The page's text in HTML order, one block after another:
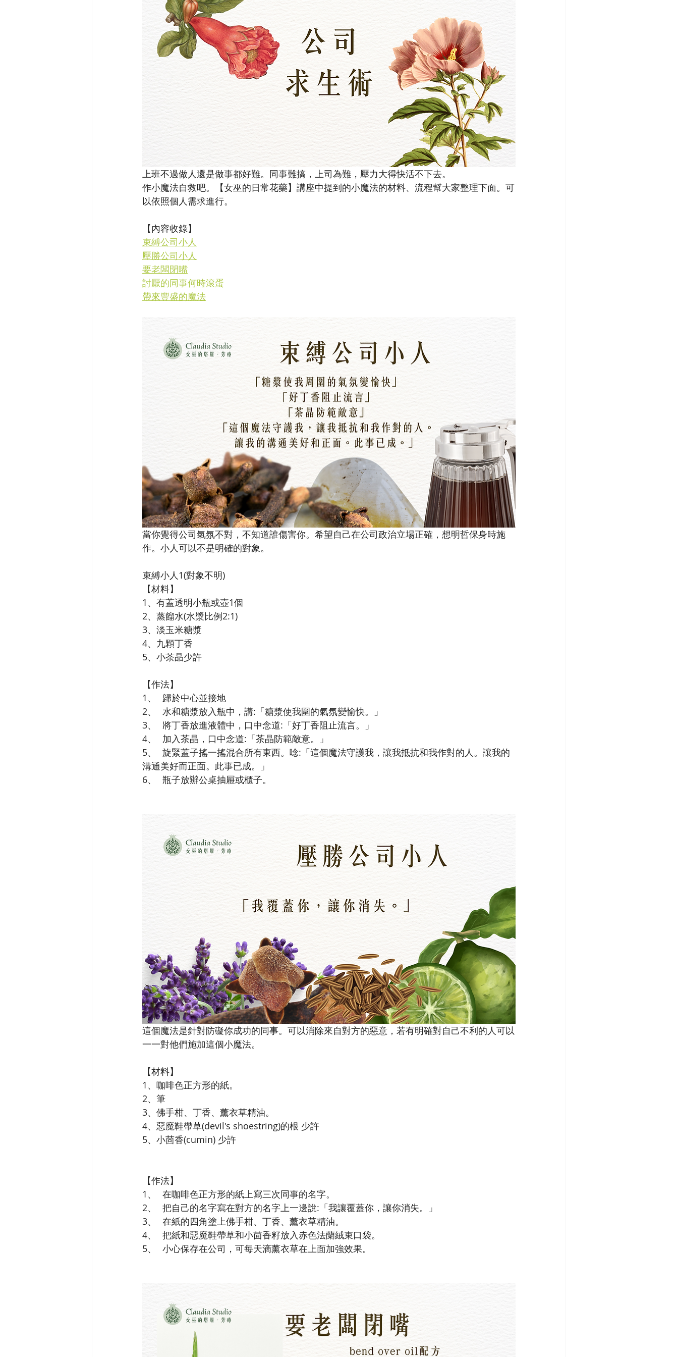
上班不過做人還是做事都好難。同事難搞，上司為難，壓力大得快活不下去。
作小魔法自救吧。【女巫的日常花藥】講座中提到的小魔法的材料、流程幫大家整理下面。可
以依照個人需求進行。
【內容收錄】
束縛公司小人
壓勝公司小人
要老闆閉嘴
討厭的同事何時滾蛋
帶來豐盛的魔法
當你覺得公司氣氛不對，不知道誰傷害你。希望自己在公司政治立場正確，想明哲保身時施
作。小人可以不是明確的對象。
束縛小人1(對象不明)
【材料】
1、有蓋透明小瓶或壺1個
2、蒸餾水(水漿比例2:1)
3、淡玉米糖漿
4、九顆丁香
5、小茶晶少許
【作法】
1、	歸於中心並接地
2、	水和糖漿放入瓶中，講:「糖漿使我圍的氣氛變愉快。」
3、	將丁香放進液體中，口中念道:「好丁香阻止流言。」
4、	加入茶晶，口中念道:「茶晶防範敵意。」
5、	旋緊蓋子搖一搖混合所有東西。唸:「這個魔法守護我，讓我抵抗和我作對的人。讓我的
溝通美好而正面。此事已成。」
6、	瓶子放辦公桌抽屜或櫃子。
這個魔法是針對防礙你成功的同事。可以消除來自對方的惡意，若有明確對自己不利的人可以
一一對他們施加這個小魔法。
【材料】
1、咖啡色正方形的紙。
2、筆
3、佛手柑、丁香、薰衣草精油。
4、惡魔鞋帶草(devil's shoestring)的根 少許
5、小茴香(cumin) 少許
【作法】
1、	在咖啡色正方形的紙上寫三次同事的名字。
2、	把自己的名字寫在對方的名字上一邊說:「我讓覆蓋你，讓你消失。」
3、	在紙的四角塗上佛手柑、丁香、薰衣草精油。
4、	把紙和惡魔鞋帶草和小茴香籽放入赤色法蘭絨束口袋。
5、	小心保存在公司，可每天滴薰衣草在上面加強效果。